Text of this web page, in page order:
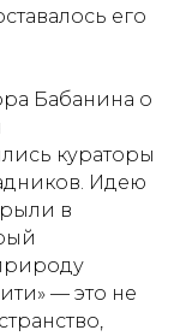
его
Бабанина о
кураторы
Идею
в
— это не